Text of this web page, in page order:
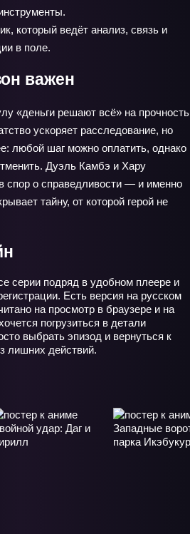
который ведёт анализ, связь и
в поле.
важен
«деньги решают всё» на прочность
ускоряет расследование, но
любой шаг можно оплатить, однако
Дуэль Камбэ и Хару
спор о справедливости — и именно
тайну, от которой герой не
серии подряд в удобном плеере и
Есть версия на русском
на просмотр в браузере и на
погрузиться в детали
выбрать эпизод и вернуться к
лишних действий.